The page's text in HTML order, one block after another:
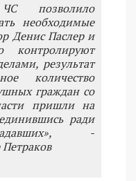
позволило
необходимые
Денис Паслер и
контролируют
результат
количество
граждан со
пришли на
ради
-